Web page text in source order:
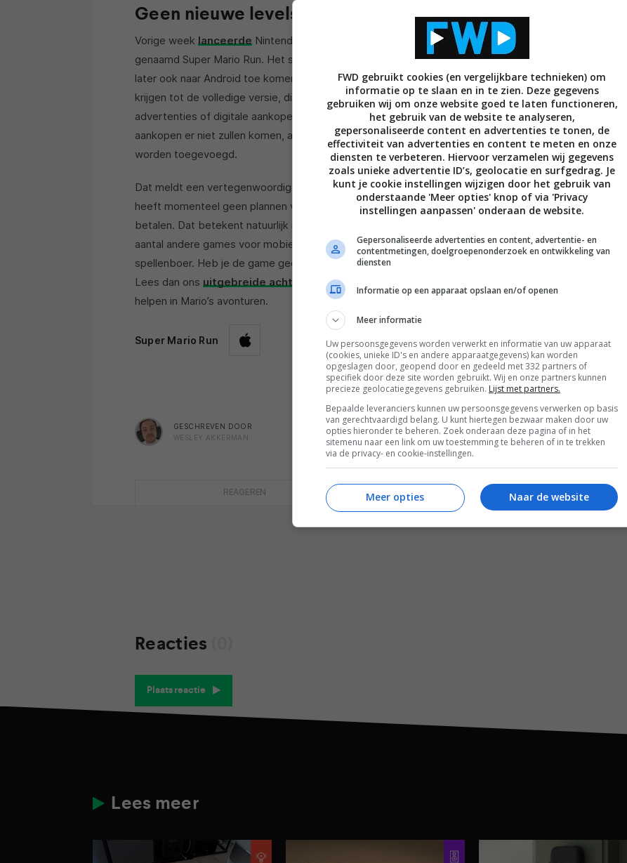
Geen nieuwe levels voor Super Mario Run
Vorige week lanceerde Nintendo zijn eerste, echte game voor tablets en smartphones,
genaamd Super Mario Run. Het spel is nu alleen nog maar beschikbaar voor iOS, maar zal
later ook naar Android toe komen. De game is gratis uit te proberen, maar om toegang te
krijgen tot de volledige versie, dien je eenmalig 9,99 euro te betalen. Er zijn verder geen
advertenties of digitale aankopen aanwezig. En het ziet er ook naar uit dat die digitale
aankopen er niet zullen komen, aangezien Nintendo laat weten dat er geen nieuwe levels
worden toegevoegd.
Dat meldt een vertegenwoordiger van het bedrijf aan The Wall Street Journal. Nintendo
heeft momenteel geen plannen voor gratis levels of levels waar je extra voor moet
betalen. Dat betekent natuurlijk niet het einde van Mario op mobiel, aangezien er nog een
aantal andere games voor mobiele apparaten zullen verschijnen van de Japanse
spellenboer. Heb je de game gedownload en gekocht en wil je alles uit je ervaring halen?
Lees dan ons uitgebreide achtergrondartikel
helpen in Mario’s avonturen.
Super Mario Run
GESCHREVEN DOOR
WESLEY AKKERMAN
REAGEREN REACTIES (0)
Reacties
Plaats reactie
Lees meer
FWD gebruikt cookies (en vergelijkbare technieken) om
informatie op te slaan en in te zien. Deze gegevens
gebruiken wij om onze website goed te laten functioneren,
het gebruik van de website te analyseren,
gepersonaliseerde content en advertenties te tonen, de
effectiviteit van advertenties en content te meten en onze
diensten te verbeteren. Hiervoor verzamelen wij gegevens
zoals unieke advertentie ID’s, geolocatie en surfgedrag. Je
kunt je cookie instellingen wijzigen door het gebruik van
onderstaande 'Meer opties' knop of via 'Privacy
instellingen aanpassen' onderaan de website.
Gepersonaliseerde advertenties en content, advertentie- en
contentmetingen, doelgroepenonderzoek en ontwikkeling van
diensten
Informatie op een apparaat opslaan en/of openen
Meer informatie
Uw persoonsgegevens worden verwerkt en informatie van uw apparaat
(cookies, unieke ID's en andere apparaatgegevens) kan worden
opgeslagen door, geopend door en gedeeld met 332 partners of
specifiek door deze site worden gebruikt. Wij en onze partners kunnen
precieze geolocatiegegevens gebruiken. Lijst met partners.
Bepaalde leveranciers kunnen uw persoonsgegevens verwerken op basis
van gerechtvaardigd belang. U kunt hiertegen bezwaar maken door uw
opties hieronder te beheren. Zoek onderaan deze pagina of in het
sitemenu naar een link om uw toestemming te beheren of in te trekken
via de privacy- en cookie-instellingen.
Naar de website
Meer opties